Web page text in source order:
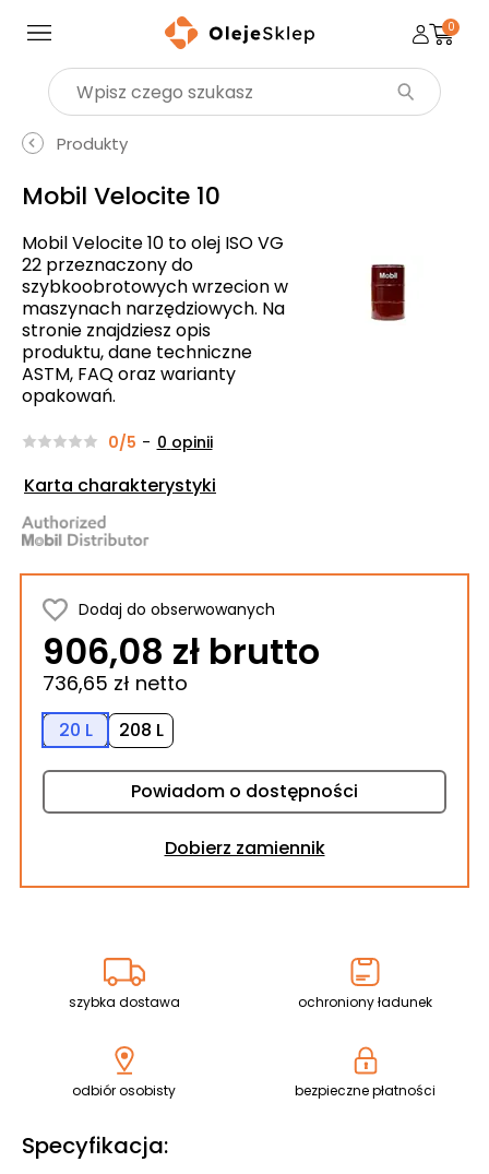
Wyszukaj produkt
0
Produkty
Mobil Velocite 10
Mobil Velocite 10 to olej ISO VG
22 przeznaczony do
szybkoobrotowych wrzecion w
maszynach narzędziowych. Na
stronie znajdziesz opis
produktu, dane techniczne
ASTM, FAQ oraz warianty
opakowań.
0/5 - 0 opinii
Karta charakterystyki
Dodaj do obserwowanych
906,08 zł brutto
736,65 zł netto
20 L 208 L
Powiadom o dostępności
Dobierz zamiennik
szybka dostawa ochroniony ładunek
odbiór osobisty bezpieczne płatności
Specyfikacja: